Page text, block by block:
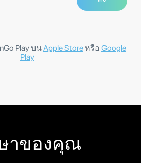
Play บนApple Store หรือ Google
Play
าของคุณ